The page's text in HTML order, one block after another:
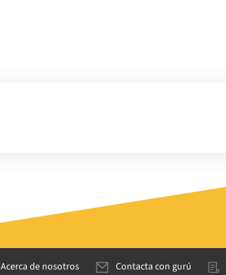
Acerca de nosotros Contacta con gurú